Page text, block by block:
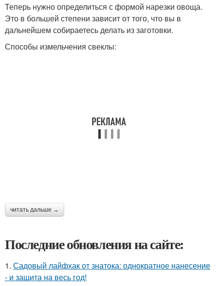
Теперь нужно определиться с формой нарезки овоща.
Это в большей степени зависит от того, что вы в
дальнейшем собираетесь делать из заготовки.
Способы измельчения свеклы:
читать дальше →
Последние обновления на сайте:
1. Садовый лайфхак от знатока: однократное нанесение
- и защита на весь год!